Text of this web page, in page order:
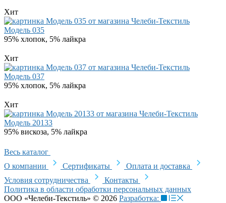
Хит
Модель 035
95% хлопок, 5% лайкра
Хит
Модель 037
95% хлопок, 5% лайкра
Хит
Модель 20133
95% вискоза, 5% лайкра
Весь каталог
О компании
Сертификаты
Оплата и доставка
Условия сотрудничества
Контакты
Политика в области обработки персональных данных
ООО «Челеби-Текстиль» © 2026 Разработка: